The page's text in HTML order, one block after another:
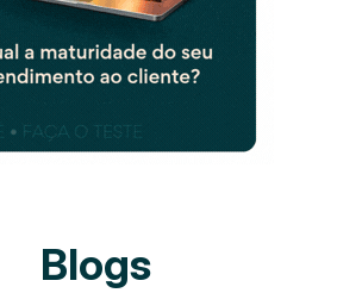
Blogs